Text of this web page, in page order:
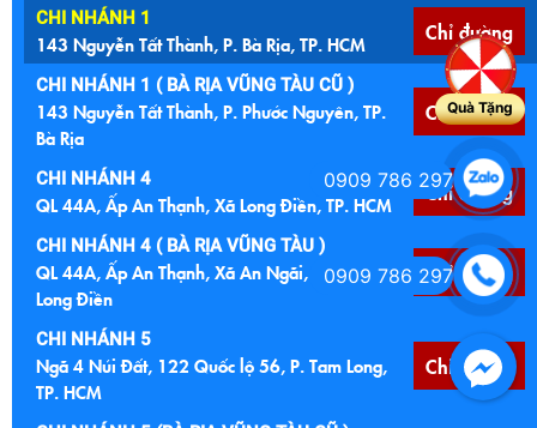
CHI NHÁNH 1
143 Nguyễn Tất Thành, P. Bà Rịa, TP. HCM Chỉ đường
CHI NHÁNH 1 ( BÀ RỊA VŨNG TÀU CŨ )
143 Nguyễn Tất Thành, P. Phước Nguyên, TP.
Bà Rịa
Chỉ đường
CHI NHÁNH 4
QL 44A, Ấp An Thạnh, Xã Long Điền, TP. HCM Chỉ đường
CHI NHÁNH 4 ( BÀ RỊA VŨNG TÀU )
QL 44A, Ấp An Thạnh, Xã An Ngãi, Huyện
Long Điền
Chỉ đường
CHI NHÁNH 5
Ngã 4 Núi Đất, 122 Quốc lộ 56, P. Tam Long,
TP. HCM
Chỉ đường
Quà Tặng
0909 786 297
0909 786 297